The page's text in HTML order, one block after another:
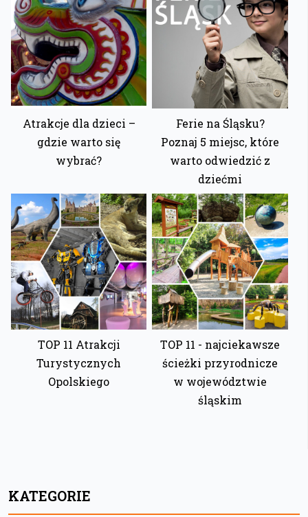
Atrakcje dla dzieci –
gdzie warto się
wybrać?
Ferie na Śląsku?
Poznaj 5 miejsc, które
warto odwiedzić z
dziećmi
TOP 11 Atrakcji
Turystycznych
Opolskiego
TOP 11 - najciekawsze
ścieżki przyrodnicze
w województwie
śląskim
KATEGORIE